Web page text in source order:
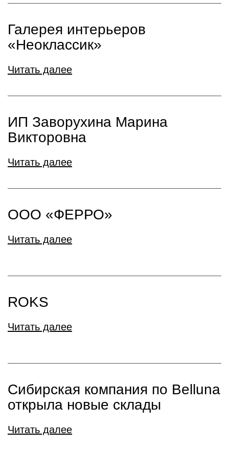
Галерея интерьеров
«Неоклассик»
Читать далее
ИП Заворухина Марина
Викторовна
Читать далее
ООО «ФЕРРО»
Читать далее
ROKS
Читать далее
Сибирская компания по Belluna
открыла новые склады
Читать далее